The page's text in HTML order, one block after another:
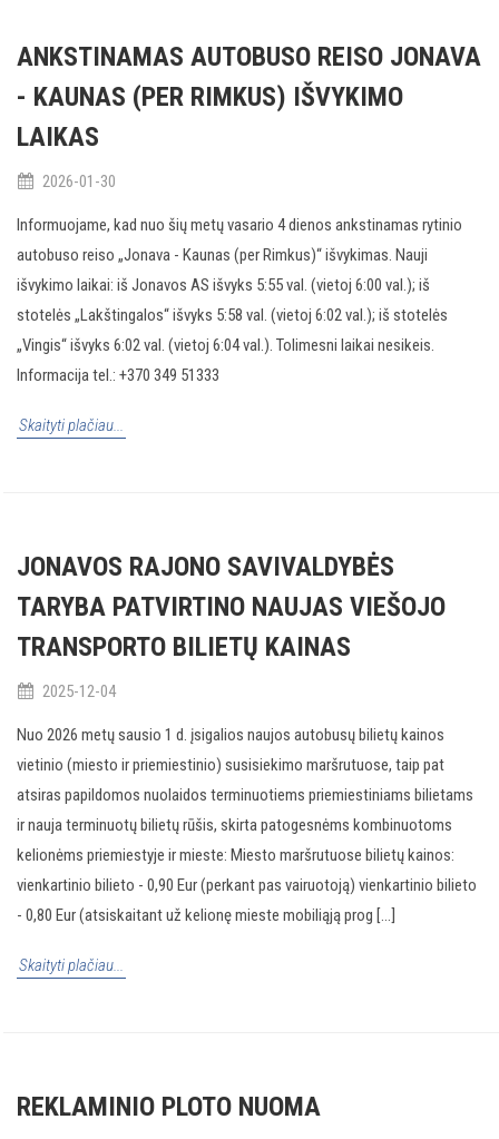
ANKSTINAMAS AUTOBUSO REISO JONAVA
- KAUNAS (PER RIMKUS) IŠVYKIMO
LAIKAS
2026-01-30
Informuojame, kad nuo šių metų vasario 4 dienos ankstinamas rytinio
autobuso reiso „Jonava - Kaunas (per Rimkus)“ išvykimas. Nauji
išvykimo laikai: iš Jonavos AS išvyks 5:55 val. (vietoj 6:00 val.); iš
stotelės „Lakštingalos“ išvyks 5:58 val. (vietoj 6:02 val.); iš stotelės
„Vingis“ išvyks 6:02 val. (vietoj 6:04 val.). Tolimesni laikai nesikeis.
Informacija tel.: +370 349 51333
Skaityti plačiau...
JONAVOS RAJONO SAVIVALDYBĖS
TARYBA PATVIRTINO NAUJAS VIEŠOJO
TRANSPORTO BILIETŲ KAINAS
2025-12-04
Nuo 2026 metų sausio 1 d. įsigalios naujos autobusų bilietų kainos
vietinio (miesto ir priemiestinio) susisiekimo maršrutuose, taip pat
atsiras papildomos nuolaidos terminuotiems priemiestiniams bilietams
ir nauja terminuotų bilietų rūšis, skirta patogesnėms kombinuotoms
kelionėms priemiestyje ir mieste: Miesto maršrutuose bilietų kainos:
vienkartinio bilieto - 0,90 Eur (perkant pas vairuotoją) vienkartinio bilieto
- 0,80 Eur (atsiskaitant už kelionę mieste mobiliąją prog [...]
Skaityti plačiau...
REKLAMINIO PLOTO NUOMA